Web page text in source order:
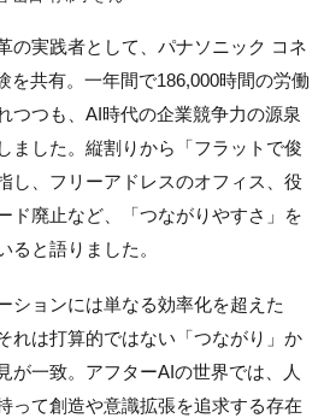
の実践者として、パナソニック コネ
を共有。一年間で186,000時間の労働
つつも、AI時代の企業競争力の源泉
ました。縦割りから「フラットで俊
し、フリーアドレスのオフィス、役
ド廃止など、「つながりやすさ」を
ると語りました。
ションには単なる効率化を超えた
れは打算的ではない「つながり」か
が一致。アフターAIの世界では、人
って創造や意識拡張を追求する存在